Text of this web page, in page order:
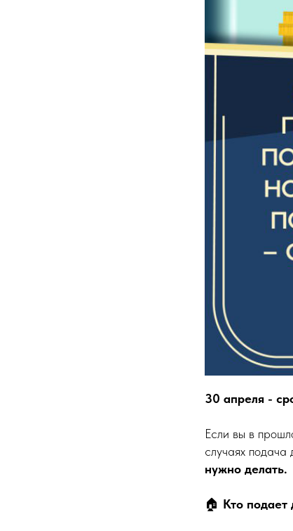
30 апреля -
Если вы в
случаях
нужно делать.
🏠 Кто